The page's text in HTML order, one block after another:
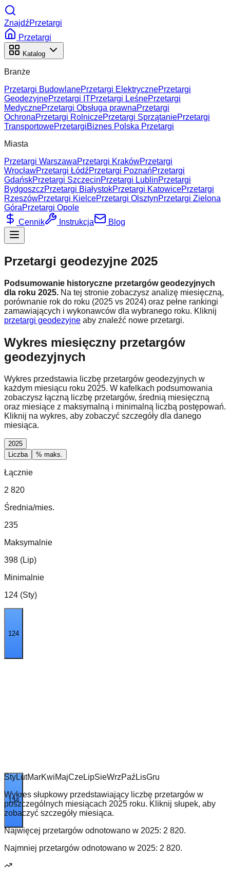
ZnajdźPrzetargi
Przetargi
Katalog
Branże
Przetargi BudowlanePrzetargi ElektrycznePrzetargi
GeodezyjnePrzetargi ITPrzetargi LeśnePrzetargi
MedycznePrzetargi Obsługa prawnaPrzetargi
OchronaPrzetargi RolniczePrzetargi SprzątaniePrzetargi
TransportowePrzetargiBiznes Polska Przetargi
Miasta
Przetargi WarszawaPrzetargi KrakówPrzetargi
WrocławPrzetargi ŁódźPrzetargi PoznańPrzetargi
GdańskPrzetargi SzczecinPrzetargi LublinPrzetargi
BydgoszczPrzetargi BiałystokPrzetargi KatowicePrzetargi
RzeszówPrzetargi KielcePrzetargi OlsztynPrzetargi Zielona
GóraPrzetargi Opole
Cennik
Instrukcja Blog
Przetargi geodezyjne 2025
Podsumowanie historyczne przetargów geodezyjnych
dla roku 2025. Na tej stronie zobaczysz analizę miesięczną,
porównanie rok do roku (2025 vs 2024) oraz pełne rankingi
zamawiających i wykonawców dla wybranego roku. Kliknij
przetargi geodezyjne aby znaleźć nowe przetargi.
Wykres miesięczny przetargów
geodezyjnych
Wykres przedstawia liczbę przetargów geodezyjnych w
każdym miesiącu roku 2025. W kafelkach podsumowania
zobaczysz łączną liczbę przetargów, średnią miesięczną
oraz miesiące z maksymalną i minimalną liczbą postępowań.
Kliknij na wykres, aby zobaczyć szczegóły dla danego
miesiąca.
2025
Liczba
% maks.
Łącznie
2 820
Średnia/mies.
235
Maksymalnie
398 (Lip)
Minimalnie
124 (Sty)
124
134
StyLutMarKwiMajCzeLipSieWrzPaź LisGru
Wykres słupkowy przedstawiający liczbę przetargów w
poszczególnych miesiącach 2025 roku. Kliknij słupek, aby
zobaczyć szczegóły miesiąca.
Najwięcej przetargów odnotowano w 2025: 2 820.
Najmniej przetargów odnotowano w 2025: 2 820.